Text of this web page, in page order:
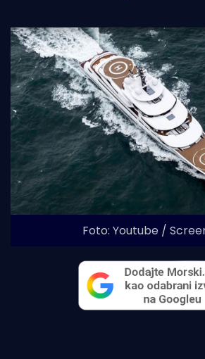
Foto: Youtube /